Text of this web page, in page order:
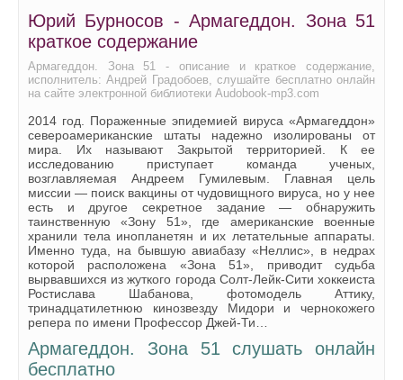
Юрий Бурносов - Армагеддон. Зона 51
краткое содержание
Армагеддон. Зона 51 - описание и краткое содержание,
исполнитель: Андрей Градобоев, слушайте бесплатно онлайн
на сайте электронной библиотеки Audobook-mp3.com
2014 год. Пораженные эпидемией вируса «Армагеддон»
североамериканские штаты надежно изолированы от
мира. Их называют Закрытой территорией. К ее
исследованию приступает команда ученых,
возглавляемая Андреем Гумилевым. Главная цель
миссии — поиск вакцины от чудовищного вируса, но у нее
есть и другое секретное задание — обнаружить
таинственную «Зону 51», где американские военные
хранили тела инопланетян и их летательные аппараты.
Именно туда, на бывшую авиабазу «Неллис», в недрах
которой расположена «Зона 51», приводит судьба
вырвавшихся из жуткого города Солт-Лейк-Сити хоккеиста
Ростислава Шабанова, фотомодель Аттику,
тринадцатилетнюю кинозвезду Мидори и чернокожего
репера по имени Профессор Джей-Ти…
Армагеддон. Зона 51 слушать онлайн
бесплатно